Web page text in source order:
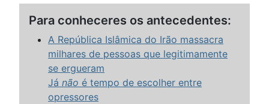
Para conheceres os antecedentes:
A República Islâmica do Irão massacra
milhares de pessoas que legitimamente
se ergueram
Já não é tempo de escolher entre
opressores